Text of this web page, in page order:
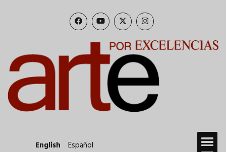
English Español